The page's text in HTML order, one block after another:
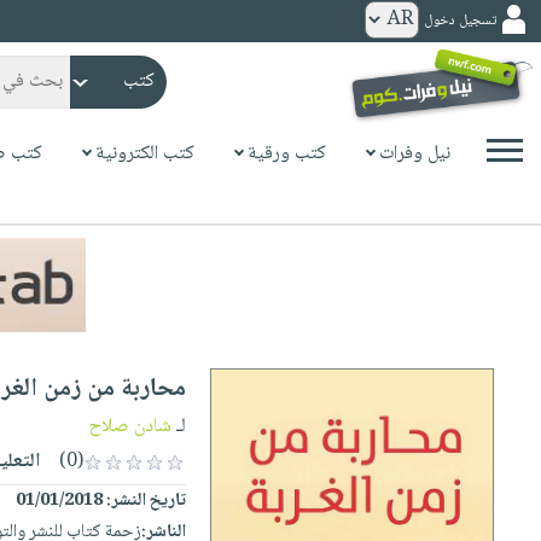
كتب
ورقية
المواضيع
عروض
صفحات
مشوقة
الكترونية
حديثاً
كتب
masmu3
الصفحة
تسجيل دخول
نيل وفرات كتب ورقية كتب الكترونية كتب
محاربة من زمن
لـشادن صلاح
(0)
تاريخ النشر:01/01/2018
الناشر:زحمة كتاب للنشر